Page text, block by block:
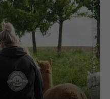
(c) Saale-Unstrut Tourismus GmbH, Karsten Hey